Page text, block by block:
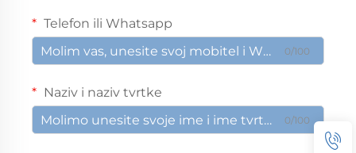
Telefon ili Whatsapp
0/100
Naziv i naziv tvrtke
0/100